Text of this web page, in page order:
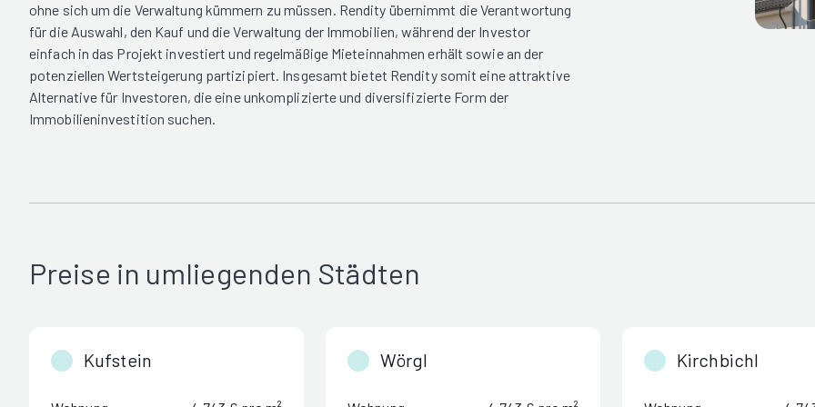
ohne sich um die Verwaltung kümmern zu müssen. Rendity übernimmt die Verantwortung
für die Auswahl, den Kauf und die Verwaltung der Immobilien, während der Investor
einfach in das Projekt investiert und regelmäßige Mieteinnahmen erhält sowie an der
potenziellen Wertsteigerung partizipiert. Insgesamt bietet Rendity somit eine attraktive
Alternative für Investoren, die eine unkomplizierte und diversifizierte Form der
Immobilieninvestition suchen.
Preise in umliegenden Städten
Kufstein Wörgl Kirchbichl